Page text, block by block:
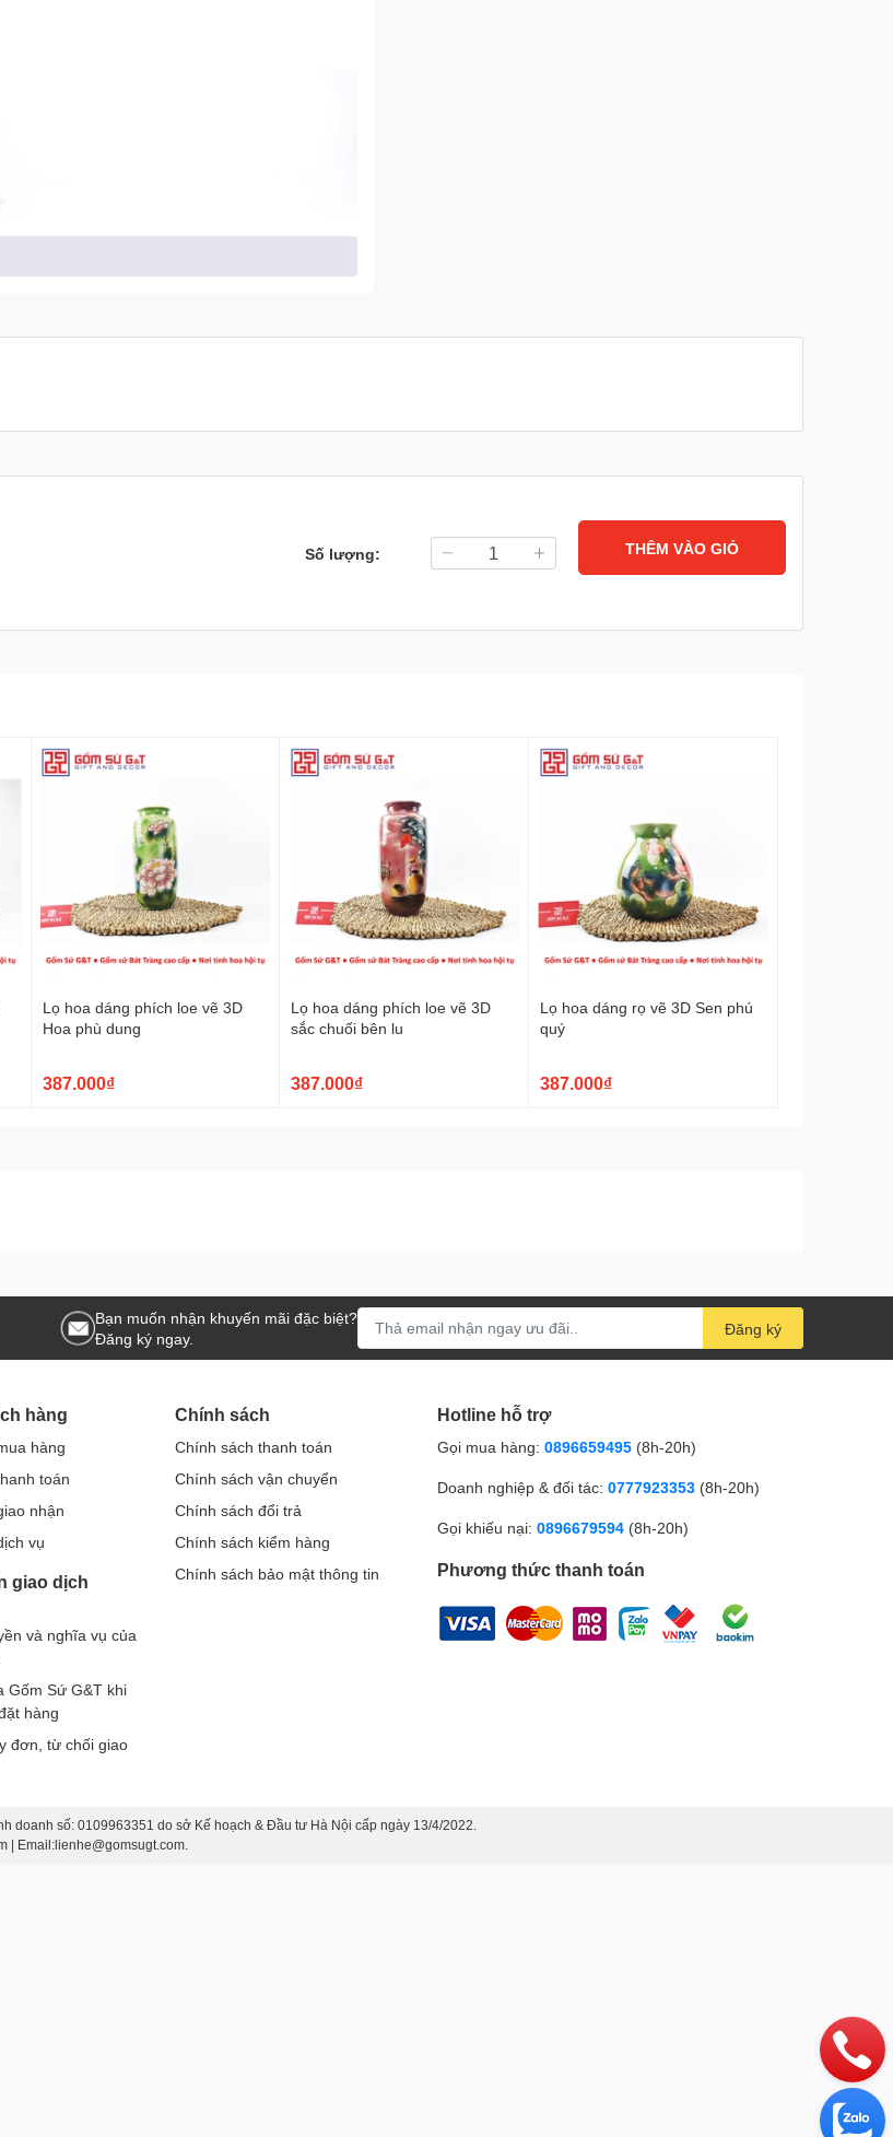
Xảo
nét quyến rũ độc đáo. Những họa tiết được thể
biến những khúc khắc thành những điểm
Số lượng: THÊM VÀO GIỎ
Lọ hoa dáng phích loe vẽ 3D
Hoa phù dung
387.000₫
Lọ hoa dáng phích loe vẽ 3D
sắc chuối bên lu
387.000₫
Lọ hoa dáng rọ vẽ 3D Sen phú
quý
387.000₫
Bạn muốn nhận khuyến mãi đặc biệt?
Đăng ký ngay.
Đăng ký
hàng
hàng
toán
nhận
vụ
giao dịch
và nghĩa vụ của
Gốm Sứ G&T khi
hàng
đơn, từ chối giao
Chính sách
Chính sách thanh toán
Chính sách vận chuyển
Chính sách đổi trả
Chính sách kiểm hàng
Chính sách bảo mật thông tin
Hotline hỗ trợ
Gọi mua hàng: 0896659495 (8h-20h)
Doanh nghiệp & đối tác: 0777923353 (8h-20h)
Gọi khiếu nại: 0896679594 (8h-20h)
Phương thức thanh toán
doanh số: 0109963351 do sở Kế hoạch & Đầu tư Hà Nội cấp ngày 13/4/2022.
| Email:lienhe@gomsugt.com.